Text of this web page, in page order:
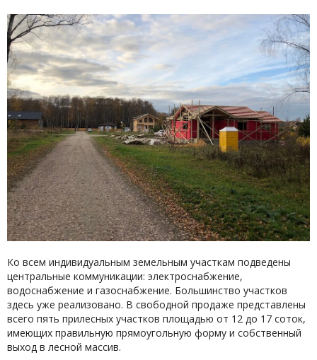
Ко всем индивидуальным земельным участкам подведены
центральные коммуникации: электроснабжение,
водоснабжение и газоснабжение. Большинство участков
здесь уже реализовано. В свободной продаже представлены
всего пять прилесных участков площадью от 12 до 17 соток,
имеющих правильную прямоугольную форму и собственный
выход в лесной массив.